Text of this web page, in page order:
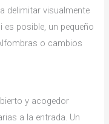
delimitar visualmente
posible, un pequeño
o cambios
y acogedor
a la entrada. Un